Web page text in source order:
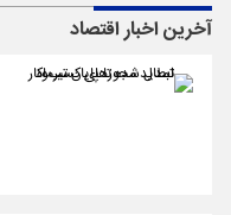
آخرین اخبار اقتصاد